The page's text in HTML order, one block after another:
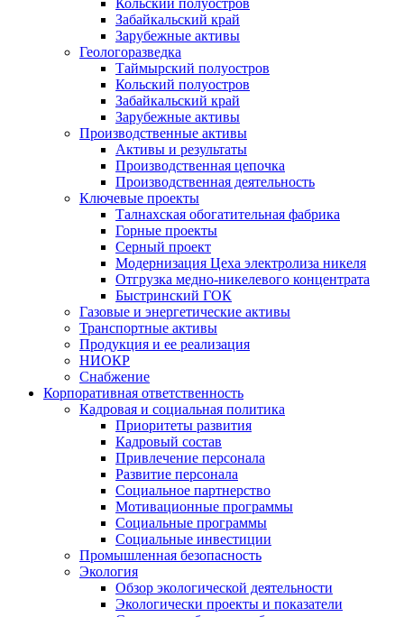
Кольский полуостров
Забайкальский край
Зарубежные активы
Геологоразведка
Таймырский полуостров
Кольский полуостров
Забайкальский край
Зарубежные активы
Производственные активы
Активы и результаты
Производственная цепочка
Производственная деятельность
Ключевые проекты
Талнахская обогатительная фабрика
Горные проекты
Серный проект
Модернизация Цеха электролиза никеля
Отгрузка медно-никелевого концентрата
Быстринский ГОК
Газовые и энергетические активы
Транспортные активы
Продукция и ее реализация
НИОКР
Снабжение
Корпоративная ответственность
Кадровая и социальная политика
Приоритеты развития
Кадровый состав
Привлечение персонала
Развитие персонала
Социальное партнерство
Мотивационные программы
Социальные программы
Социальные инвестиции
Промышленная безопасность
Экология
Обзор экологической деятельности
Экологически проекты и показатели